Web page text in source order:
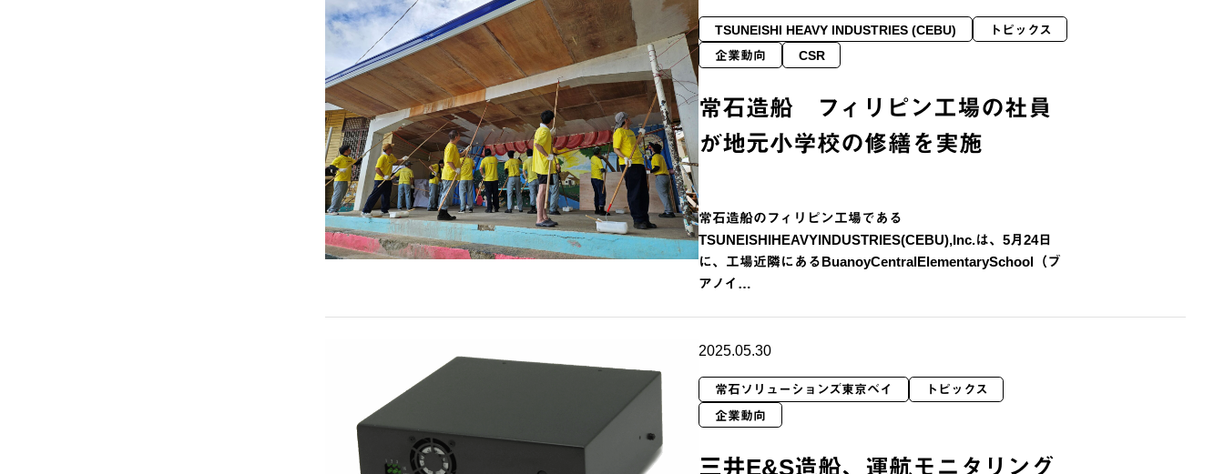
TSUNEISHI HEAVY INDUSTRIES (CEBU)
トピックス
企業動向
CSR
常石造船 フィリピン工場の社員
が地元小学校の修繕を実施
常石造船のフィリピン工場である
TSUNEISHIHEAVYINDUSTRIES(CEBU),Inc.は、5月24日
に、工場近隣にあるBuanoyCentralElementarySchool（ブ
アノイ…
2025.05.30
常石ソリューションズ東京ベイ
トピックス
企業動向
三井E&S造船、運航モニタリング